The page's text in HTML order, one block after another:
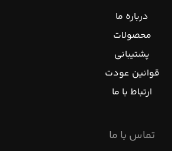
درباره ما
محصولات
پشتیبانی
قوانین عودت
ارتباط با ما
تماس با ما